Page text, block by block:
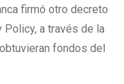
firmó otro decreto
Policy, a través de la
fondos del